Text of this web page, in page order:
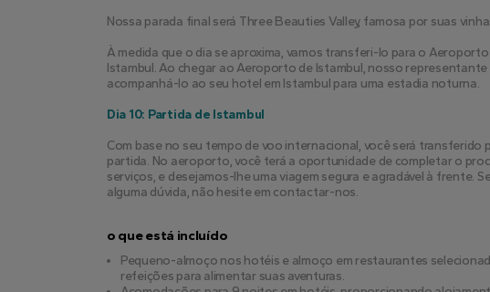
Nossa parada final será Three Beauties Valley, famosa por suas
À medida que o dia se aproxima, vamos transferi-lo para o
Istambul. Ao chegar ao Aeroporto de Istambul, nosso
acompanhá-lo ao seu hotel em Istambul para uma estadia noturna.
Dia 10: Partida de Istambul
Com base no seu tempo de voo internacional, você será
partida. No aeroporto, você terá a oportunidade de completar o
serviços, e desejamos-lhe uma viagem segura e agradável à frente.
alguma dúvida, não hesite em contactar-nos.
o que está incluído
Pequeno-almoço nos hotéis e almoço em restaurantes
refeições para alimentar suas aventuras.